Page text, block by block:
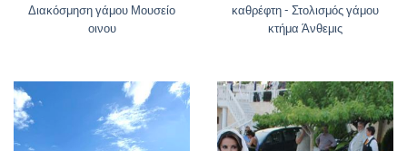
Διακόσμηση γάμου Μουσείο
οινου
καθρέφτη - Στολισμός γάμου
κτήμα Άνθεμις